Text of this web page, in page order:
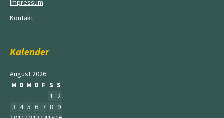
Impressum
Kontakt
Kalender
August 2026
M D M D F S S
1 2
3 4 5 6 7 8 9